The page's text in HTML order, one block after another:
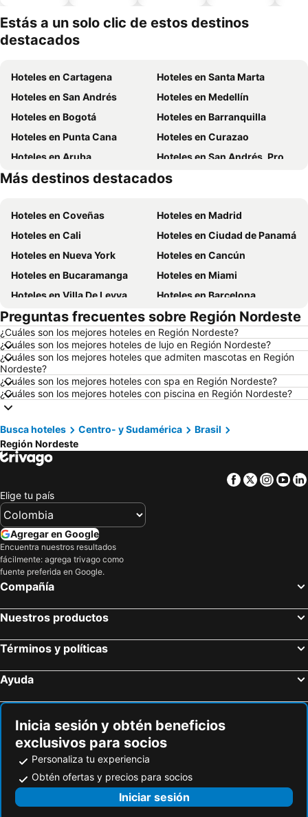
mascotas
Estás a un solo clic de estos destinos
destacados
Hoteles en Cartagena
Hoteles en Santa Marta
Hoteles en San Andrés
Hoteles en Medellín
Hoteles en Bogotá
Hoteles en Barranquilla
Hoteles en Punta Cana
Hoteles en Curazao
Hoteles en Aruba
Hoteles en San Andrés, Providencia and Santa Catalina
Hoteles en Cundinamarca
Hoteles en República Dominicana
Más destinos destacados
Hoteles en Coveñas
Hoteles en Madrid
Hoteles en Cali
Hoteles en Ciudad de Panamá
Hoteles en Nueva York
Hoteles en Cancún
Hoteles en Bucaramanga
Hoteles en Miami
Hoteles en Villa De Leyva
Hoteles en Barcelona
Hoteles en Melgar
Hoteles en París
Hoteles en Roma
Hoteles en Ciudad de México
Hoteles en Pereira
Hoteles en Orlando
Hoteles en Villavicencio
Hoteles en Río de Janeiro
Hoteles en Girardot
Hoteles en Panamá
Hoteles en Los Cabos
Hoteles en Colombia
Hoteles en Isla Margarita
Hoteles en Riviera Maya
Hoteles en EE. UU.
Hoteles en Quindío
Hoteles en Jamaica
Hoteles en Bahamas
Hoteles en Florida
Hoteles en Portugal
Preguntas frecuentes sobre Región Nordeste
¿Cuáles son los mejores hoteles en Región Nordeste?
¿Cuáles son los mejores hoteles de lujo en Región Nordeste?
¿Cuáles son los mejores hoteles que admiten mascotas en Región
Nordeste?
¿Cuáles son los mejores hoteles con spa en Región Nordeste?
¿Cuáles son los mejores hoteles con piscina en Región Nordeste?
Busca hoteles Centro- y Sudamérica
Brasil
Región Nordeste
Facebook
Twitter
Elige tu país
Agregar en Google
Encuentra nuestros resultados
fácilmente: agrega trivago como
fuente preferida en Google.
Compañía
Nuestros productos
Términos y políticas
Ayuda
Inicia sesión y obtén beneficios
exclusivos para socios
Personaliza tu experiencia
Obtén ofertas y precios para socios
Iniciar sesión